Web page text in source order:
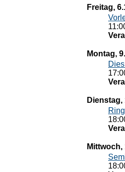
Freitag,
Montag,
Dienstag,
Mittwoch,